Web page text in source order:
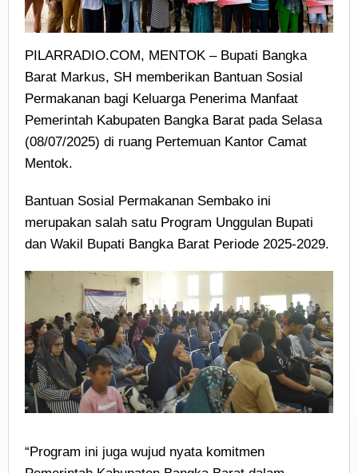
PILARRADIO.COM, MENTOK – Bupati Bangka
Barat Markus, SH memberikan Bantuan Sosial
Permakanan bagi Keluarga Penerima Manfaat
Pemerintah Kabupaten Bangka Barat pada Selasa
(08/07/2025) di ruang Pertemuan Kantor Camat
Mentok.
Bantuan Sosial Permakanan Sembako ini
merupakan salah satu Program Unggulan Bupati
dan Wakil Bupati Bangka Barat Periode 2025-2029.
“Program ini juga wujud nyata komitmen